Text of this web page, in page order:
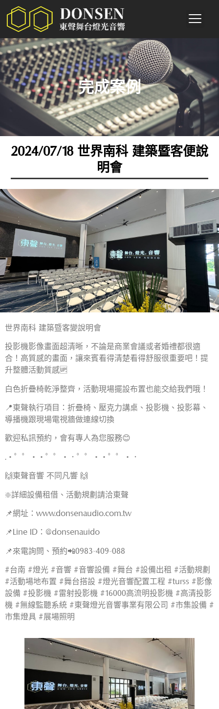
完成案例
2024/07/18 世界南科 建築暨客便說
明會
世界南科 建築暨客變說明會
投影機影像畫面超清晰，不論是商業會議或者婚禮都很適
合！高質感的畫面，讓來賓看得清楚看得舒服很重要吧！提
升整體活動質感🆙
白色折疊椅乾淨整齊，活動現場擺設布置也能交給我們哦！
📍東聲執行項目：折疊椅、壓克力講桌、投影機、投影幕、
導播機跟現場電視牆做連線切換
歡迎私訊預約，會有專人為您服務😊
.・゜゜・・゜゜・．゜゜・・゜゜・．
🙌東聲音響 不同凡響 🙌
❇️詳細設備租借、活動規劃請洽東聲
📌網址：www.donsenaudio.com.tw
📌Line ID：@donsenauido
📌來電詢問、預約📲0983-409-088
#台南 #燈光 #音響 #音響設備 #舞台 #設備出租 #活動規劃
#活動場地布置 #舞台搭設 #燈光音響配置工程 #turss #影像
設備 #投影機 #雷射投影機 #16000高流明投影機 #高清投影
機 #無線監聽系統 #東聲燈光音響事業有限公司 #市集設備 #
市集燈具 #展場照明